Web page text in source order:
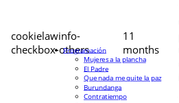
cookielawinfo-
checkbox-others
11
months
Programación
Mujeres a la plancha
El Padre
Que nada me quite la paz
Burundanga
Contratiempo